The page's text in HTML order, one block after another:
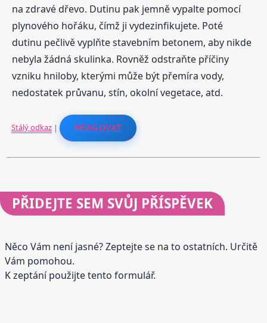
na zdravé dřevo. Dutinu pak jemně vypalte pomocí
plynového hořáku, čímž ji vydezinfikujete. Poté
dutinu pečlivě vyplňte stavebním betonem, aby nikde
nebyla žádná skulinka. Rovněž odstraňte příčiny
vzniku hniloby, kterými může být přemíra vody,
nedostatek průvanu, stín, okolní vegetace, atd.
Stálý odkaz| REAGOVAT
PŘIDEJTE SEM SVŮJ PŘÍSPĚVEK
Něco Vám není jasné? Zeptejte se na to ostatních. Určitě
Vám pomohou.
K zeptání použijte tento formulář.